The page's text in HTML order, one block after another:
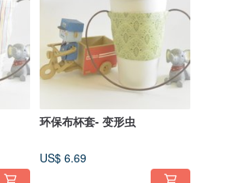
环保布杯套- 变形虫
US$ 6.69